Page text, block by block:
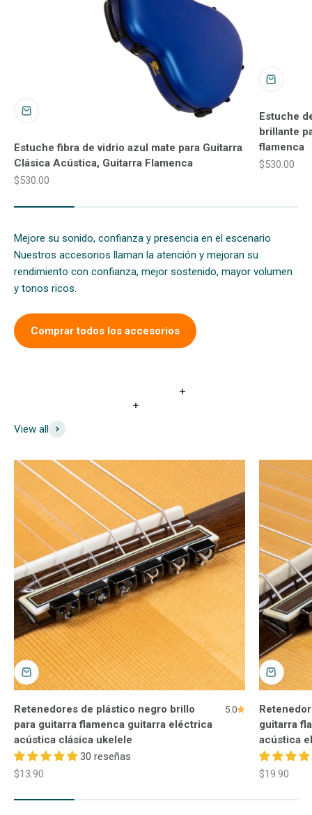
Estuche fibra de vidrio azul mate para Guitarra
Clásica Acústica, Guitarra Flamenca
Precio de oferta
$530.00
Estuche
brillante
flamenca
Precio de
$530.00
Mejore su sonido, confianza y presencia en el escenario
Nuestros accesorios llaman la atención y mejoran su
rendimiento con confianza, mejor sostenido, mayor volumen
y tonos ricos.
Comprar todos los accesorios
View all
Retenedores de plástico negro brillo
para guitarra flamenca guitarra eléctrica
acústica clásica ukelele
5.0
30 reseñas
Precio de oferta
$13.90
guitarra
acústica
Precio de
$19.90